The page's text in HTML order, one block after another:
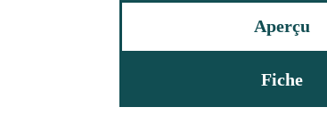
Aperçu
Fiche